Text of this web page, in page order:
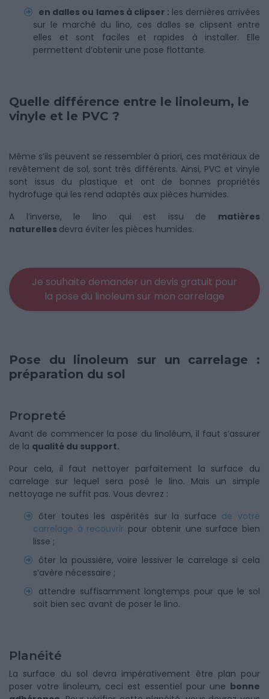
en dalles ou lames à clipser : les dernières arrivées
sur le marché du lino, ces dalles se clipsent entre
elles et sont faciles et rapides à installer. Elle
permettent d’obtenir une pose flottante.
Quelle différence entre le linoleum, le
vinyle et le PVC ?
Même s’ils peuvent se ressembler à priori, ces matériaux de
revêtement de sol, sont très différents. Ainsi, PVC et vinyle
sont issus du plastique et ont de bonnes propriétés
hydrofuge qui les rend adaptés aux pièces humides.
A l’inverse, le lino qui est issu de matières
naturelles devra éviter les pièces humides.
Je souhaite demander un devis gratuit pour
la pose du linoleum sur mon carrelage
Pose du linoleum sur un carrelage :
préparation du sol
Propreté
Avant de commencer la pose du linoléum, il faut s’assurer
de la qualité du support.
Pour cela, il faut nettoyer parfaitement la surface du
carrelage sur lequel sera posé le lino. Mais un simple
nettoyage ne suffit pas. Vous devrez :
ôter toutes les aspérités sur la surface de votre
carrelage à recouvrir pour obtenir une surface bien
lisse ;
ôter la poussière, voire lessiver le carrelage si cela
s’avère nécessaire ;
attendre suffisamment longtemps pour que le sol
soit bien sec avant de poser le lino.
Planéité
La surface du sol devra impérativement être plan pour
poser votre linoleum, ceci est essentiel pour une bonne